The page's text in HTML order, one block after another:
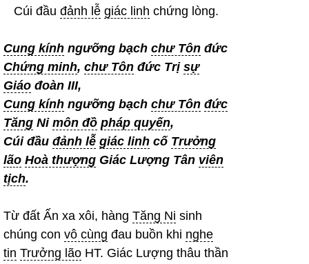
Cúi đầu đảnh lễ giác linh chứng lòng.
Cung kính ngưỡng bạch chư Tôn đức
Chứng minh, chư Tôn đức Trị sự
Giáo đoàn III,
Cung kính ngưỡng bạch chư Tôn đức
Tăng Ni môn đồ pháp quyến,
Cúi đầu đảnh lễ giác linh cố Trưởng
lão Hoà thượng Giác Lượng Tân viên
tịch.
Từ đất Ấn xa xôi, hàng Tăng Ni sinh
chúng con vô cùng đau buồn khi nghe
tin Trưởng lão HT. Giác Lượng thâu thần